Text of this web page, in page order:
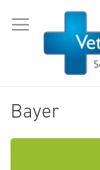
al
contenuto
Bayer